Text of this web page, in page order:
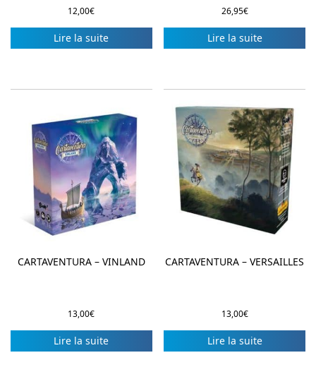
12,00€
Lire la suite
26,95€
Lire la suite
CARTAVENTURA – VINLAND
13,00€
Lire la suite
CARTAVENTURA – VERSAILLES
13,00€
Lire la suite